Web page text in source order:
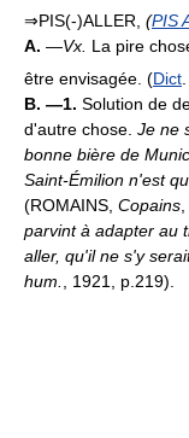
⇒PIS(-)ALLER, (PIS
A. —Vx. La pire
être envisagée. (Dict
B. —1. Solution de
d'autre chose. Je ne
bonne bière de
Saint-Émilion n'est
(ROMAINS, Copains
parvint à adapter au
aller, qu'il ne s'y
hum.
, 1921, p.219).